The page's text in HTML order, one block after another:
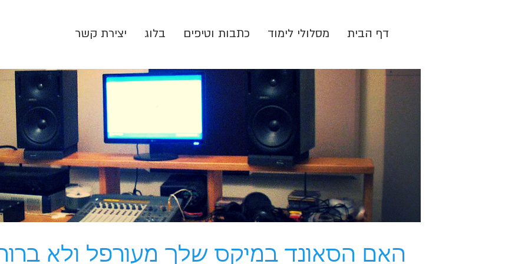
דף הבית מסלולי לימוד כתבות וטיפים בלוג יצירת קשר
האם הסאונד במיקס שלך מעורפל ולא